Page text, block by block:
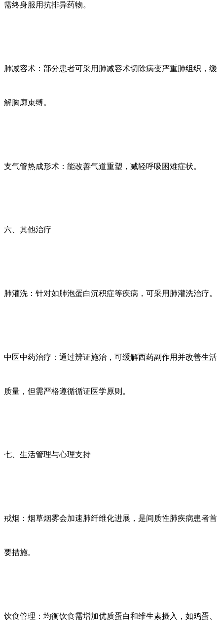
需终身服用抗排异药物。
肺减容术：部分患者可采用肺减容术切除病变严重肺组织，缓
解胸廓束缚。
支气管热成形术：能改善气道重塑，减轻呼吸困难症状。
六、其他治疗
肺灌洗：针对如肺泡蛋白沉积症等疾病，可采用肺灌洗治疗。
中医中药治疗：通过辨证施治，可缓解西药副作用并改善生活
质量，但需严格遵循循证医学原则。
七、生活管理与心理支持
戒烟：烟草烟雾会加速肺纤维化进展，是间质性肺疾病患者首
要措施。
饮食管理：均衡饮食需增加优质蛋白和维生素摄入，如鸡蛋、